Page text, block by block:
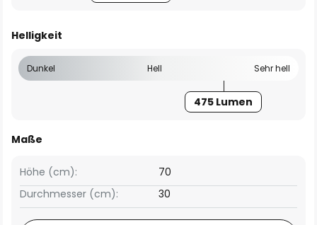
Helligkeit
Dunkel Hell Sehr hell
475 Lumen
Maße
Höhe (cm):
70
Durchmesser (cm):
30